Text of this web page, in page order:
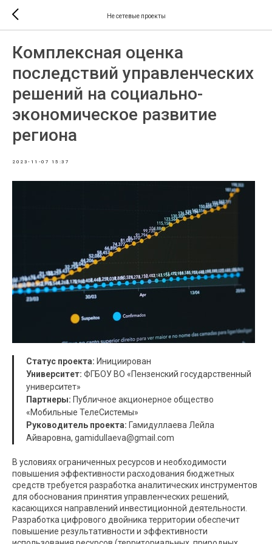
Не сетевые проекты
Комплексная оценка
последствий управленческих
решений на социально-
экономическое развитие
региона
2023-11-07 15:37
Статус проекта: Инициирован
Университет: ФГБОУ ВО «Пензенский государственный
университет»
Партнеры: Публичное акционерное общество
«Мобильные ТелеСистемы»
Руководитель проекта: Гамидуллаева Лейла
Айваровна, gamidullaeva@gmail.com
В условиях ограниченных ресурсов и необходимости
повышения эффективности расходования бюджетных
средств требуется разработка аналитических инструментов
для обоснования принятия управленческих решений,
касающихся направлений инвестиционной деятельности.
Разработка цифрового двойника территории обеспечит
повышение результативности и эффективности